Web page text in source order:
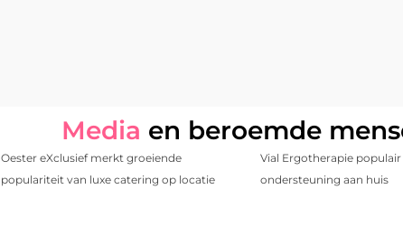
Media en beroemde
Oester eXclusief merkt groeiende
populariteit van luxe catering op locatie
Vial Ergotherapie
ondersteuning aan huis